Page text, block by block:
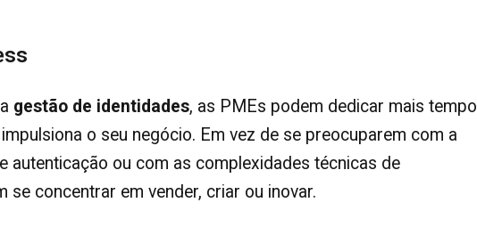
gestão de identidades, as PMEs podem dedicar mais tempo
o seu negócio. Em vez de se preocuparem com a
autenticação ou com as complexidades técnicas de
se concentrar em vender, criar ou inovar.